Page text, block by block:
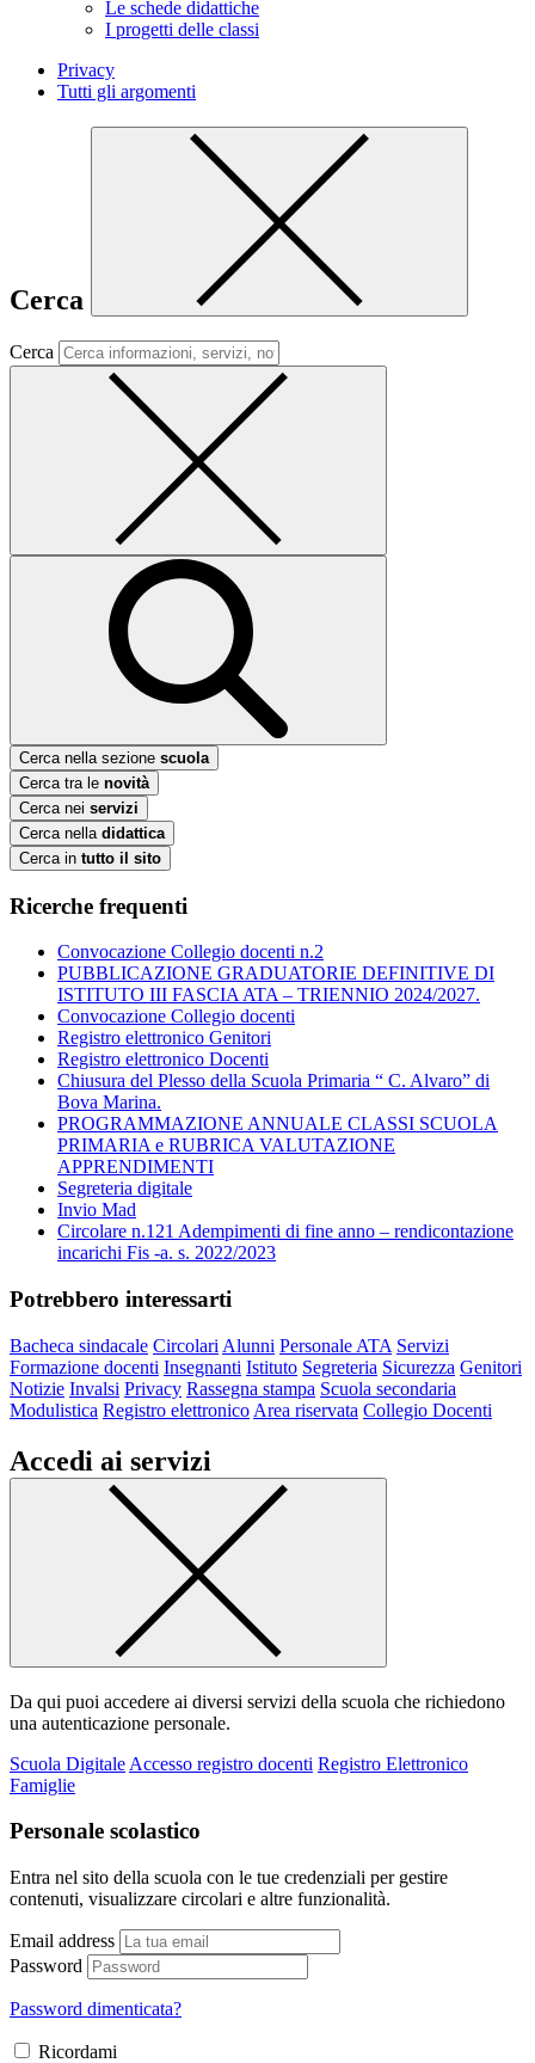
Le schede didattiche
I progetti delle classi
Privacy
Tutti gli argomenti
Cerca
Cerca
Cerca nella sezione scuola
Cerca tra le novità
Cerca nei servizi
Cerca nella didattica
Cerca in tutto il sito
Ricerche frequenti
Convocazione Collegio docenti n.2
PUBBLICAZIONE GRADUATORIE DEFINITIVE DI
ISTITUTO III FASCIA ATA – TRIENNIO 2024/2027.
Convocazione Collegio docenti
Registro elettronico Genitori
Registro elettronico Docenti
Chiusura del Plesso della Scuola Primaria “ C. Alvaro” di
Bova Marina.
PROGRAMMAZIONE ANNUALE CLASSI SCUOLA
PRIMARIA e RUBRICA VALUTAZIONE
APPRENDIMENTI
Segreteria digitale
Invio Mad
Circolare n.121 Adempimenti di fine anno – rendicontazione
incarichi Fis -a. s. 2022/2023
Potrebbero interessarti
Bacheca sindacale Circolari Alunni Personale ATA Servizi
Formazione docenti Insegnanti Istituto Segreteria Sicurezza Genitori
Notizie Invalsi Privacy Rassegna stampa Scuola secondaria
Modulistica Registro elettronico Area riservata Collegio Docenti
Accedi ai servizi
Da qui puoi accedere ai diversi servizi della scuola che richiedono
una autenticazione personale.
Scuola Digitale Accesso registro docenti Registro Elettronico
Famiglie
Personale scolastico
Entra nel sito della scuola con le tue credenziali per gestire
contenuti, visualizzare circolari e altre funzionalità.
Email address
Password
Password dimenticata?
Ricordami